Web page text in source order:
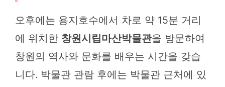
오후에는 용지호수에서 차로 약 15분 거리
에 위치한 창원시립마산박물관을 방문하여
창원의 역사와 문화를 배우는 시간을 갖습
니다. 박물관 관람 후에는 박물관 근처에 있